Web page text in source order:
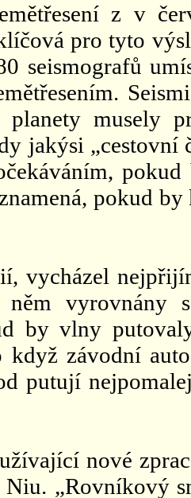
z v
pro tyto
seismografů
planety musely
jakýsi „cestovní
pokud
vycházel
vyrovnány
by vlny
když závodní
putují
nové
„Rovníkový